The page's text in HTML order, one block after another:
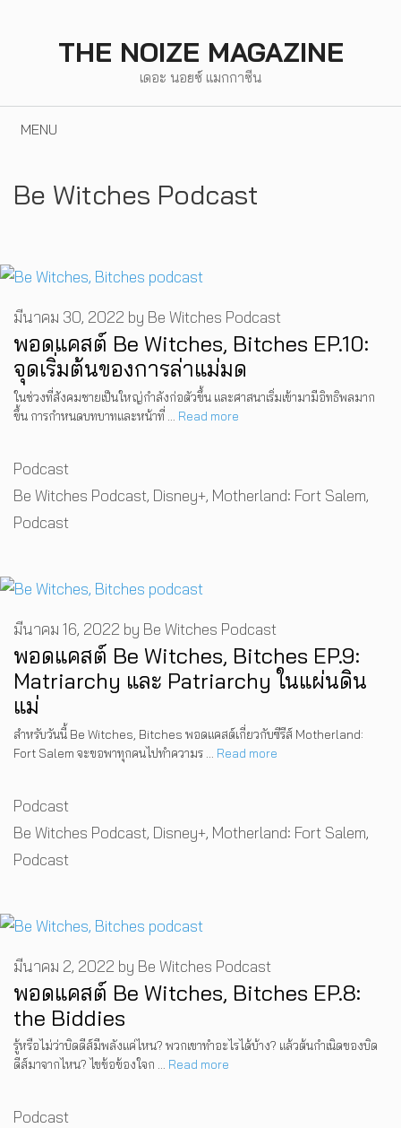
THE NOIZE MAGAZINE
เดอะ นอยซ์ แมกกาซีน
MENU
Be Witches Podcast
พอดแคสต์ Be Witches, Bitches EP.10:
จุดเริ่มต้นของการล่าแม่มด
มีนาคม 30, 2022 by Be Witches Podcast
ในช่วงที่สังคมชายเป็นใหญ่กำลังก่อตัวขึ้น และศาสนาเริ่มเข้ามามีอิทธิพลมาก
ขึ้น การกำหนดบทบาทและหน้าที่ … Read more
Categories
Podcast
Tags
Be Witches Podcast, Disney+, Motherland: Fort Salem,
Podcast
พอดแคสต์ Be Witches, Bitches EP.9:
Matriarchy และ Patriarchy ในแผ่นดิน
แม่
มีนาคม 16, 2022 by Be Witches Podcast
สำหรับวันนี้ Be Witches, Bitches พอดแคสต์เกี่ยวกับซีรีส์ Motherland:
Fort Salem จะขอพาทุกคนไปทำความร … Read more
Categories
Podcast
Tags
Be Witches Podcast, Disney+, Motherland: Fort Salem,
Podcast
พอดแคสต์ Be Witches, Bitches EP.8:
the Biddies
มีนาคม 2, 2022 by Be Witches Podcast
รู้หรือไม่ว่าบิดดีส์มีพลังแค่ไหน? พวกเขาทำอะไรได้บ้าง? แล้วต้นกำเนิดของบิด
ดีส์มาจากไหน? ไขข้อข้องใจก … Read more
Categories
Podcast